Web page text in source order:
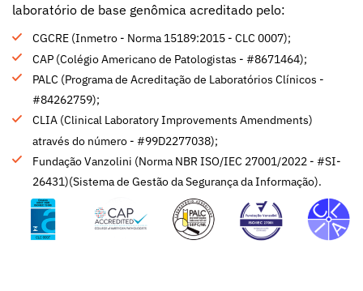
laboratório de base genômica acreditado pelo:
CGCRE (Inmetro - Norma 15189:2015 - CLC 0007);
CAP (Colégio Americano de Patologistas - #8671464);
PALC (Programa de Acreditação de Laboratórios Clínicos -
#84262759);
CLIA (Clinical Laboratory Improvements Amendments)
através do número - #99D2277038);
Fundação Vanzolini (Norma NBR ISO/IEC 27001/2022 - #SI-
26431)(Sistema de Gestão da Segurança da Informação).